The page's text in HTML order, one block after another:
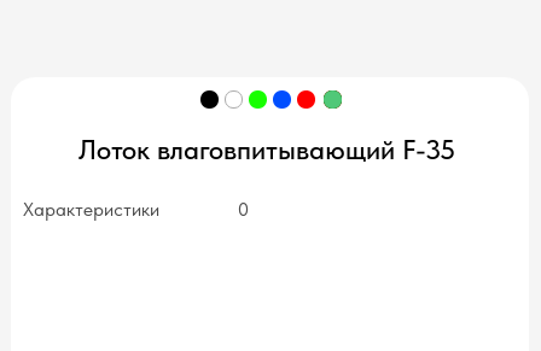
Лоток влаговпитывающий F-35
0
Характеристики